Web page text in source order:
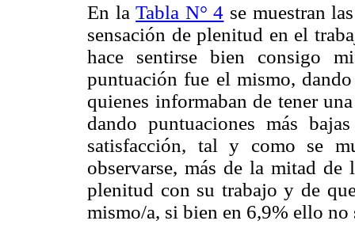
En laTabla N° 4 se muestran
sensación de plenitud en el
hace sentirse bien consigo
puntuación fue el mismo,
quienes informaban de tener
dando puntuaciones más
satisfacción, tal y como se
observarse, más de la mitad
plenitud con su trabajo y de
mismo/a, si bien en 6,9% ello no